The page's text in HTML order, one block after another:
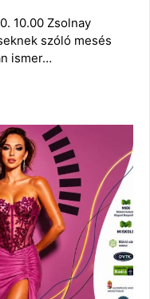
10.00 Zsolnay
szóló mesés
ismer…